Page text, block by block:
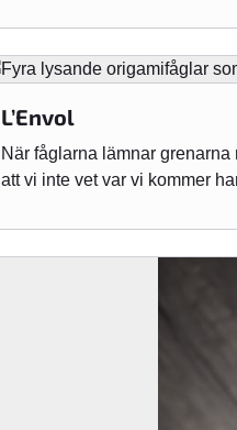
L’Envol
När fåglarna lämnar
att vi inte vet var vi kommer